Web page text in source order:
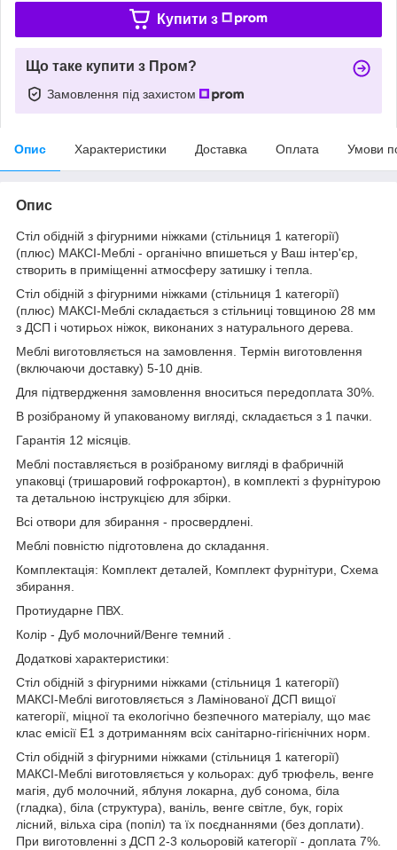
Купити з
Що таке купити з Пром?
Замовлення під захистом
Опис Характеристики Доставка Оплата Умови
Опис
Стіл обідній з фігурними ніжками (стільниця 1 категорії)
(плюс) МАКСІ-Меблі - органічно впишеться у Ваш інтер'єр,
створить в приміщенні атмосферу затишку і тепла.
Стіл обідній з фігурними ніжками (стільниця 1 категорії)
(плюс) МАКСІ-Меблі складається з стільниці товщиною 28 мм
з ДСП і чотирьох ніжок, виконаних з натурального дерева.
Меблі виготовляється на замовлення. Термін виготовлення
(включаючи доставку) 5-10 днів.
Для підтвердження замовлення вноситься передоплата 30%.
В розібраному й упакованому вигляді, складається з 1 пачки.
Гарантія 12 місяців.
Меблі поставляється в розібраному вигляді в фабричній
упаковці (тришаровий гофрокартон), в комплекті з фурнітурою
та детальною інструкцією для збірки.
Всі отвори для збирання - просвердлені.
Меблі повністю підготовлена до складання.
Комплектація: Комплект деталей, Комплект фурнітури, Схема
збирання.
Протиударне ПВХ.
Колір - Дуб молочний/Венге темний .
Додаткові характеристики:
Стіл обідній з фігурними ніжками (стільниця 1 категорії)
МАКСІ-Меблі виготовляється з Ламінованої ДСП вищої
категорії, міцної та екологічно безпечного матеріалу, що має
клас емісії Е1 з дотриманням всіх санітарно-гігієнічних норм.
Стіл обідній з фігурними ніжками (стільниця 1 категорії)
МАКСІ-Меблі виготовляється у кольорах: дуб трюфель, венге
магія, дуб молочний, яблуня локарна, дуб сонома, біла
(гладка), біла (структура), ваніль, венге світле, бук, горіх
лісний, вільха сіра (попіл) та їх поєднаннями (без доплати).
При виготовленні з ДСП 2-3 кольоровій категорії - доплата 7%.